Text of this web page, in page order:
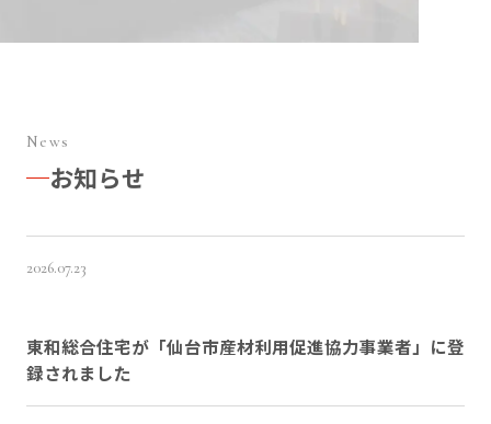
News
お知らせ
2026.07.23
東和総合住宅が「仙台市産材利用促進協力事業者」に登
録されました